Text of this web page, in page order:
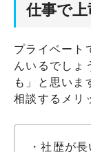
仕事で
プライベート
んいるでしょ
も」と思いま
相談するメリ
・社歴が長